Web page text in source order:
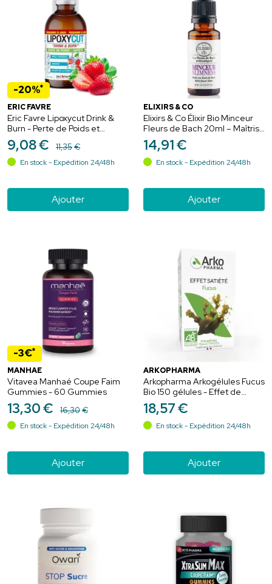
-20%*
ERIC FAVRE
Eric Favre Lipoxycut Drink &
Burn - Perte de Poids et
Sasiété - Saveur Fraise -
500ml
9,08€ 11,35€
En stock - Expédition 24/48h
Ajouter
ELIXIRS & CO
Elixirs & Co Élixir Bio Minceur
Fleurs de Bach 20ml – Maîtrise
et persévérance
14,91€
En stock - Expédition 24/48h
Ajouter
-3€*
MANHAE
Vitavea Manhaé Coupe Faim
Gummies - 60 Gummies
13,30€ 16,30€
En stock - Expédition 24/48h
Ajouter
ARKOPHARMA
Arkopharma Arkogélules Fucus
Bio 150 gélules - Effet de
satiété
18,57€
En stock - Expédition 24/48h
Ajouter